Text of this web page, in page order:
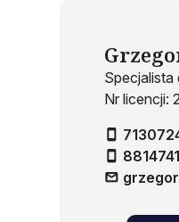
Specjalista
Nr licencji: